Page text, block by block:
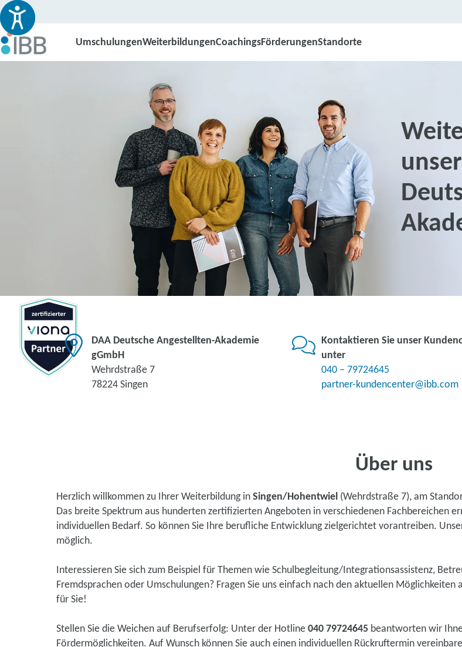
UmschulungenWeiterbildungenCoachingsFörderungenStandorte
DAA Deutsche Angestellten-Akademie
gGmbH
Wehrdstraße 7
78224 Singen
Kontaktieren Sie unser
unter
040 – 79724645
partner-kundencenter@ibb.com
Über uns
Herzlich willkommen zu Ihrer Weiterbildung in Singen/Hohentwiel (Wehrdstraße 7), am
Das breite Spektrum aus hunderten zertifizierten Angeboten in verschiedenen Fachbereichen
individuellen Bedarf. So können Sie Ihre berufliche Entwicklung zielgerichtet vorantreiben.
möglich.
Interessieren Sie sich zum Beispiel für Themen wie Schulbegleitung/Integrationsassistenz,
Fremdsprachen oder Umschulungen? Fragen Sie uns einfach nach den aktuellen
für Sie!
Stellen Sie die Weichen auf Berufserfolg: Unter der Hotline 040 79724645 beantworten wir
Fördermöglichkeiten. Auf Wunsch können Sie auch einen individuellen Rückruftermin